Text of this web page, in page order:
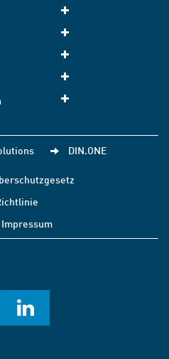
DIN.ONE
Impressum